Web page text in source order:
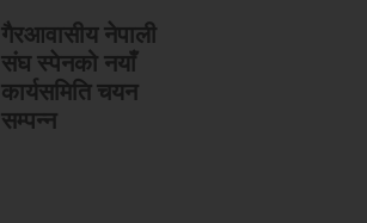
गैरआवासीय नेपाली
संघ स्पेनको नयाँ
कार्यसमिति चयन
सम्पन्न